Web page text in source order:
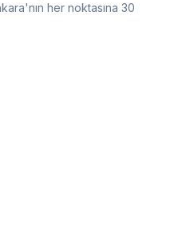
her noktasına 30